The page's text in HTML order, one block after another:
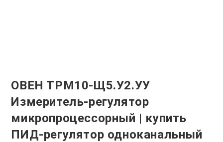
ОВЕН ТРМ10-Щ5.У2.УУ
Измеритель-регулятор
микропроцессорный | купить
ПИД-регулятор одноканальный